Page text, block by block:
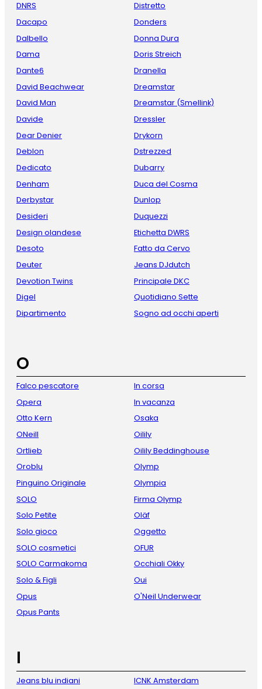
DNRS
Dacapo
Dalbello
Dama
Dante6
David Beachwear
David Man
Davide
Dear Denier
Deblon
Dedicato
Denham
Derbystar
Desideri
Design olandese
Desoto
Deuter
Devotion Twins
Digel
Dipartimento
Distretto
Donders
Donna Dura
Doris Streich
Dranella
Dreamstar
Dreamstar (Smellink)
Dressler
Drykorn
Dstrezzed
Dubarry
Duca del Cosma
Dunlop
Duquezzi
Etichetta DWRS
Fatto da Cervo
Jeans DJdutch
Principale DKC
Quotidiano Sette
Sogno ad occhi aperti
O
Falco pescatore
Opera
Otto Kern
ONeill
Ortlieb
Oroblu
Pinguino Originale
SOLO
Solo Petite
Solo gioco
SOLO cosmetici
SOLO Carmakoma
Solo & Figli
Opus
Opus Pants
In corsa
In vacanza
Osaka
Oilily
Oilily Beddinghouse
Olymp
Olympia
Firma Olymp
Oläf
Oggetto
OFUR
Occhiali Okky
Oui
O'Neil Underwear
I
Jeans blu indiani
ICNK Amsterdam